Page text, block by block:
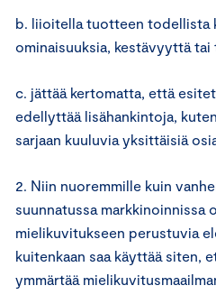
b. liioitella tuotteen todellista
ominaisuuksia, kestävyyttä
c. jättää kertomatta, että
edellyttää lisähankintoja,
sarjaan kuuluvia yksittäisiä
2. Niin nuoremmille kuin
suunnatussa markkinoinnissa
mielikuvitukseen perustuvia
kuitenkaan saa käyttää siten,
ymmärtää